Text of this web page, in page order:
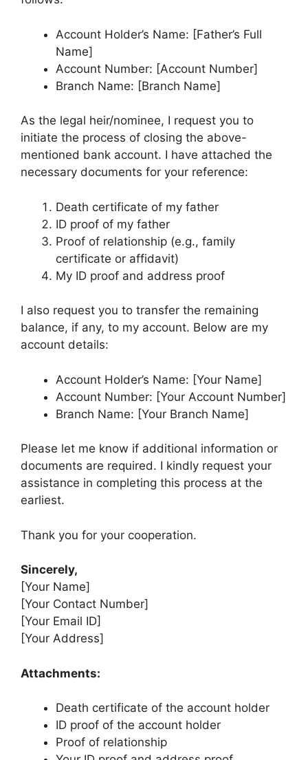
Account Holder’s Name: [Father’s Full
Name]
Account Number: [Account Number]
Branch Name: [Branch Name]
As the legal heir/nominee, I request you to
initiate the process of closing the above-
mentioned bank account. I have attached the
necessary documents for your reference:
Death certificate of my father
ID proof of my father
Proof of relationship (e.g., family
certificate or affidavit)
My ID proof and address proof
I also request you to transfer the remaining
balance, if any, to my account. Below are my
account details:
Account Holder’s Name: [Your Name]
Account Number: [Your Account Number]
Branch Name: [Your Branch Name]
Please let me know if additional information or
documents are required. I kindly request your
assistance in completing this process at the
earliest.
Thank you for your cooperation.
Sincerely,
[Your Name]
[Your Contact Number]
[Your Email ID]
[Your Address]
Attachments:
Death certificate of the account holder
ID proof of the account holder
Proof of relationship